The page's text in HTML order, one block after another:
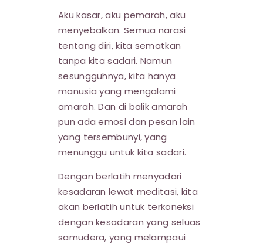
GALERI
INDONESIA
Aku kasar, aku pemarah, aku
menyebalkan. Semua narasi
tentang diri, kita sematkan
tanpa kita sadari. Namun
sesungguhnya, kita hanya
manusia yang mengalami
amarah. Dan di balik amarah
pun ada emosi dan pesan lain
yang tersembunyi, yang
menunggu untuk kita sadari.
Dengan berlatih menyadari
kesadaran lewat meditasi, kita
akan berlatih untuk terkoneksi
dengan kesadaran yang seluas
samudera, yang melampaui